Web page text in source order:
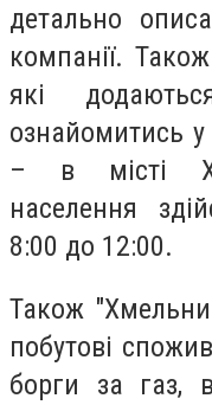
детально
компанії.
які
ознайомитись у
– в місті
населення
8:00 до 12:00.
Також
побутові
борги за газ,